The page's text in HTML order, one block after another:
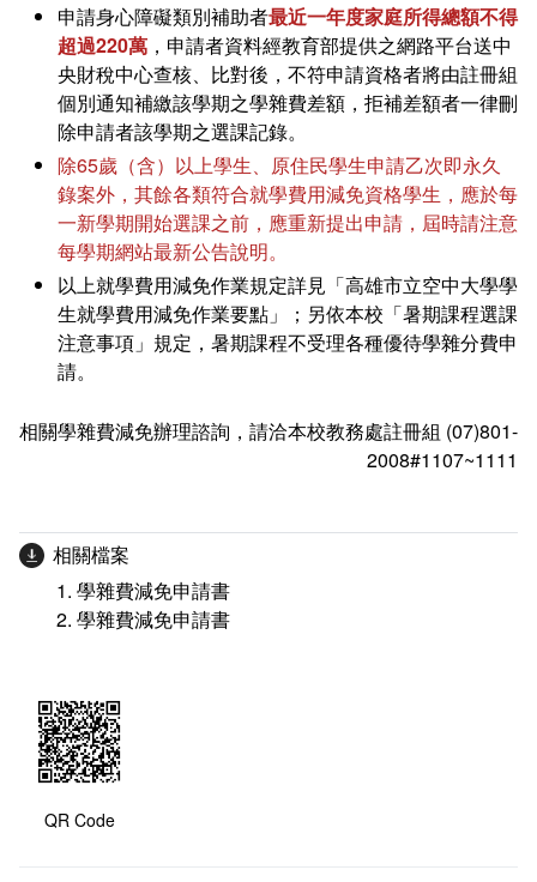
申請身心障礙類別補助者最近一年度家庭所得總額不得
超過220萬 ，申請者資料經教育部提供之網路平台送中
央財稅中心查核、比對後，不符申請資格者將由註冊組
個別通知補繳該學期之學雜費差額，拒補差額者一律刪
除申請者該學期之選課記錄。
除65歲（含）以上學生、原住民學生申請乙次即永久
錄案外，其餘各類符合就學費用減免資格學生，應於每
一新學期開始選課之前，應重新提出申請，屆時請注意
每學期網站最新公告說明。
以上就學費用減免作業規定詳見「高雄市立空中大學學
生就學費用減免作業要點」；另依本校「暑期課程選課
注意事項」規定，暑期課程不受理各種優待學雜分費申
請。
​相關學雜費減免辦理諮詢，請洽本校教務處註冊組 (07)801-
2008#1107~1111
相關檔案
學雜費減免申請書
學雜費減免申請書
QR Code